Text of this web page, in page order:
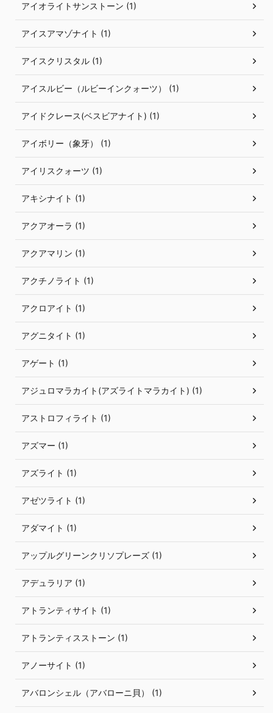
アイオライトサンストーン (1)
アイスアマゾナイト (1)
アイスクリスタル (1)
アイスルビー（ルビーインクォーツ） (1)
アイドクレース(ベスビアナイト) (1)
アイボリー（象牙） (1)
アイリスクォーツ (1)
アキシナイト (1)
アクアオーラ (1)
アクアマリン (1)
アクチノライト (1)
アクロアイト (1)
アグニタイト (1)
アゲート (1)
アジュロマラカイト(アズライトマラカイト) (1)
アストロフィライト (1)
アズマー (1)
アズライト (1)
アゼツライト (1)
アダマイト (1)
アップルグリーンクリソプレーズ (1)
アデュラリア (1)
アトランティサイト (1)
アトランティスストーン (1)
アノーサイト (1)
アバロンシェル（アバローニ貝） (1)